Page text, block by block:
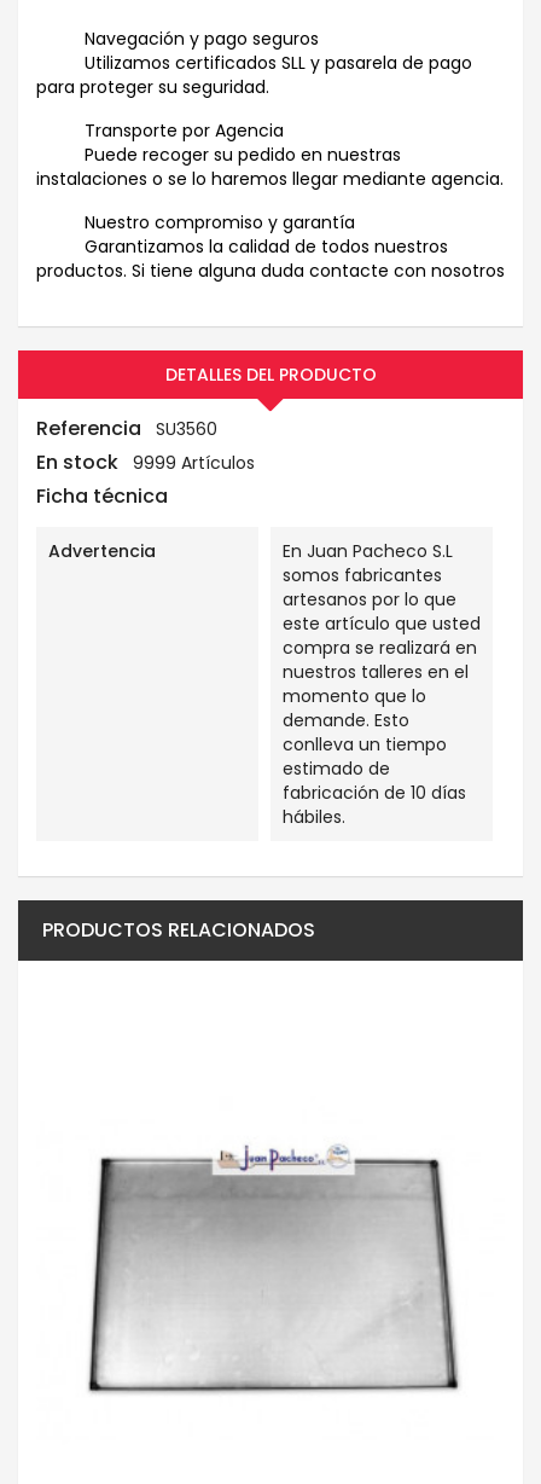
Navegación y pago seguros
Utilizamos certificados SLL y pasarela de pago
para proteger su seguridad.
Transporte por Agencia
Puede recoger su pedido en nuestras
instalaciones o se lo haremos llegar mediante agencia.
Nuestro compromiso y garantía
Garantizamos la calidad de todos nuestros
productos. Si tiene alguna duda contacte con nosotros
DETALLES DEL PRODUCTO
Referencia SU3560
En stock 9999 Artículos
Ficha técnica
Advertencia
En Juan Pacheco S.L
somos fabricantes
artesanos por lo que
este artículo que usted
compra se realizará en
nuestros talleres en el
momento que lo
demande. Esto
conlleva un tiempo
estimado de
fabricación de 10 días
hábiles.
PRODUCTOS RELACIONADOS